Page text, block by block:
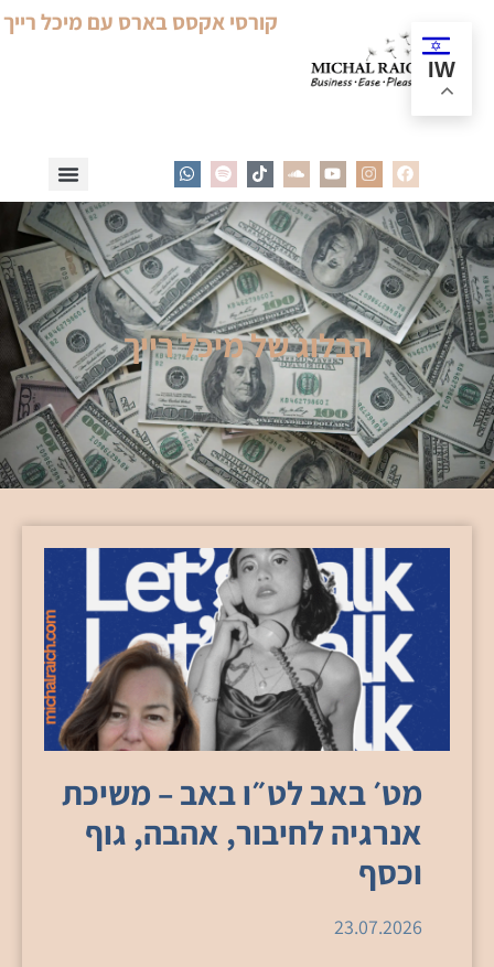
קורסי אקסס בארס עם מיכל רייך
IW
הבלוג של מיכל רייך
מט׳ באב לט״ו באב – משיכת
אנרגיה לחיבור, אהבה, גוף
וכסף
23.07.2026